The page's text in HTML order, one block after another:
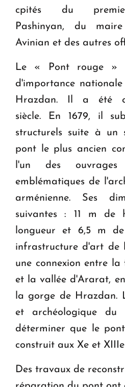
cpités du
Pashinyan, du
Avinian et des autres
Le « Pont rouge »
d'importance
Hrazdan. Il a été
siècle. En 1679, il
structurels suite à un
pont le plus ancien
l'un des
emblématiques de
arménienne. Ses
suivantes : 11 m de
longueur et 6,5 m
infrastructure d'art de
une connexion entre la
et la vallée d'Ararat,
la gorge de Hrazdan.
et archéologique
déterminer que le
construit aux Xe et XIIIe
Des travaux de